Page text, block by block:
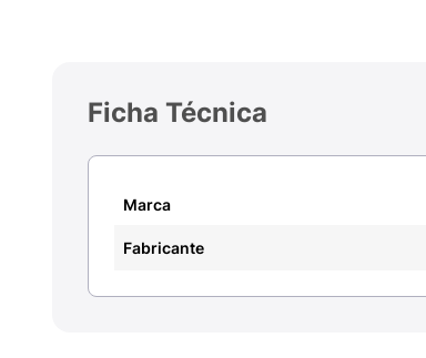
Ficha Técnica
Marca
Fabricante